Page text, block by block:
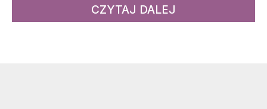
CZYTAJ DALEJ